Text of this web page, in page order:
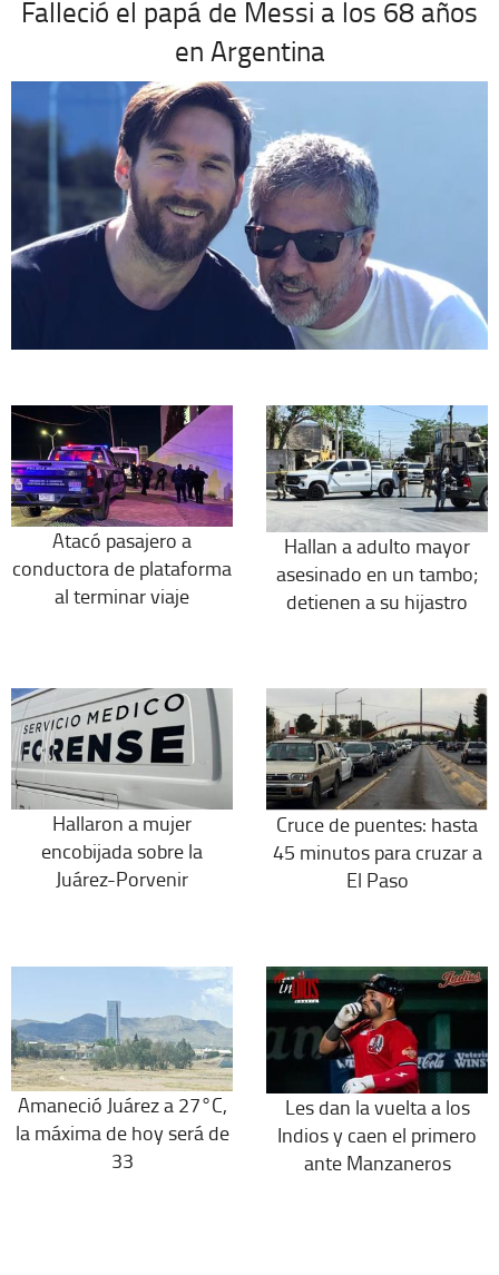
Falleció el papá de Messi a los 68 años
en Argentina
Atacó pasajero a
conductora de plataforma
al terminar viaje
Hallan a adulto mayor
asesinado en un tambo;
detienen a su hijastro
Hallaron a mujer
encobijada sobre la
Juárez-Porvenir
Cruce de puentes: hasta
45 minutos para cruzar a
El Paso
Amaneció Juárez a 27°C,
la máxima de hoy será de
33
Les dan la vuelta a los
Indios y caen el primero
ante Manzaneros